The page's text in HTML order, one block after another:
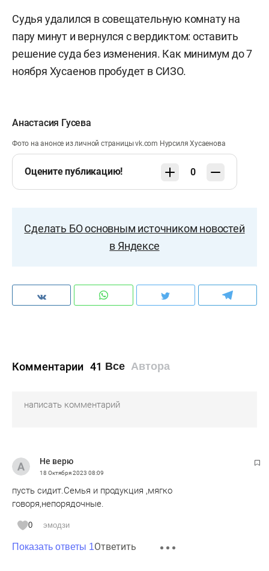
Судья удалился в совещательную комнату на
пару минут и вернулся с вердиктом: оставить
решение суда без изменения. Как минимум до 7
ноября Хусаенов пробудет в СИЗО.
Анастасия Гусева
Фото на анонсе из личной страницы vk.com Нурсиля Хусаенова
Оцените публикацию! 0
Сделать БО основным источником новостей
в Яндексе
Комментарии 41 Все Автора
Не верю
18 Октября 2023 08:09
пусть сидит.Семья и продукция ,мягко
говоря,непорядочные.
0 эмодзи
Показать ответы 1Ответить